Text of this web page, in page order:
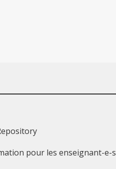
pour les enseignant-e-s